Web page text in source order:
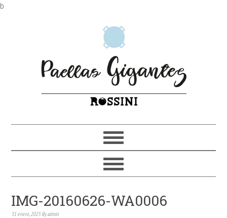
b
IMG-20160626-WA0006
31 enero, 2025Byadmin